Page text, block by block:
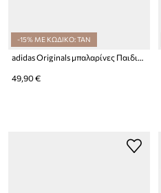
-15% ΜΕ ΚΩΔΙΚΟ: TAN
adidas Originals μπαλαρίνες Παιδικές SAMBA JANE
49,90 €